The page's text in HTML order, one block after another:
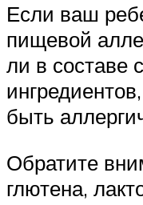
Если ваш
пищевой
ли в составе
быть
Обратите
глютена,